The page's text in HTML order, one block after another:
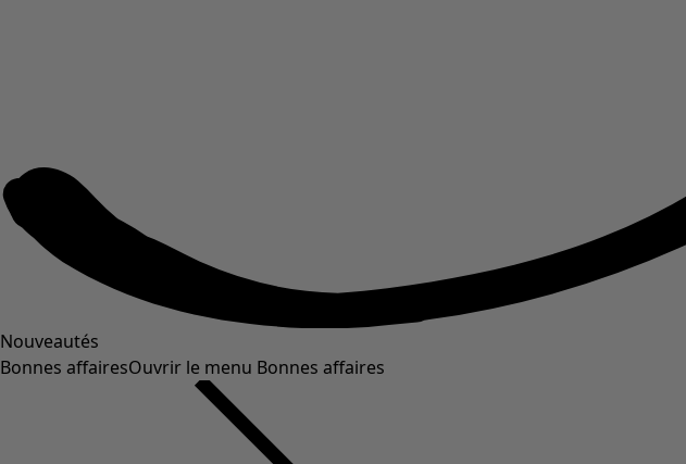
Nouveautés
Bonnes affairesOuvrir le menu Bonnes affaires